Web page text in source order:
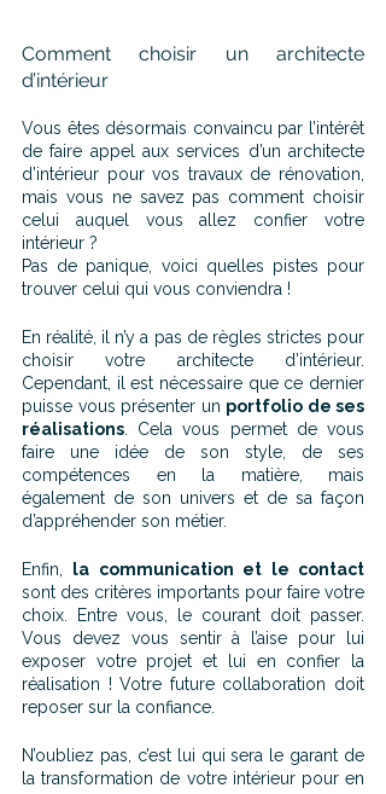
Comment choisir un architecte
d’intérieur
Vous êtes désormais convaincu par l’intérêt
de faire appel aux services d’un architecte
d’intérieur pour vos travaux de rénovation,
mais vous ne savez pas comment choisir
celui auquel vous allez confier votre
intérieur ?
Pas de panique, voici quelles pistes pour
trouver celui qui vous conviendra !
En réalité, il n’y a pas de règles strictes pour
choisir votre architecte d’intérieur.
Cependant, il est nécessaire que ce dernier
puisse vous présenter un portfolio de ses
réalisations . Cela vous permet de vous
faire une idée de son style, de ses
compétences en la matière, mais
également de son univers et de sa façon
d’appréhender son métier.
Enfin,
la communication et le contact
sont des critères importants pour faire votre
choix. Entre vous, le courant doit passer.
Vous devez vous sentir à l’aise pour lui
exposer votre projet et lui en confier la
réalisation ! Votre future collaboration doit
reposer sur la confiance.
N’oubliez pas, c’est lui qui sera le garant de
la transformation de votre intérieur pour en